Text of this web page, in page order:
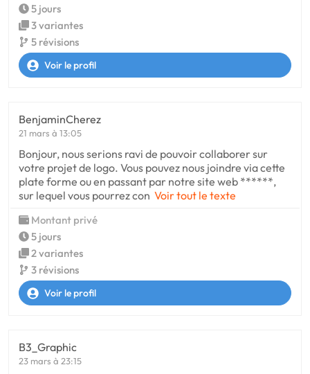
5 jours
3 variantes
5 révisions
Voir le profil
BenjaminCherez
21 mars à 13:05
Bonjour, nous serions ravi de pouvoir collaborer sur
votre projet de logo. Vous pouvez nous joindre via cette
plate forme ou en passant par notre site web ******,
sur lequel vous pourrez con Voir tout le texte
Montant privé
5 jours
2 variantes
3 révisions
Voir le profil
B3_Graphic
23 mars à 23:15